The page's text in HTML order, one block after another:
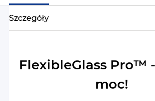
Szczegóły
FlexibleGlass Pro™
moc!